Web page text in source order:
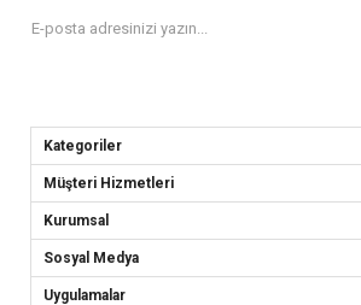
Kategoriler
Müşteri Hizmetleri
Kurumsal
Sosyal Medya
Uygulamalar